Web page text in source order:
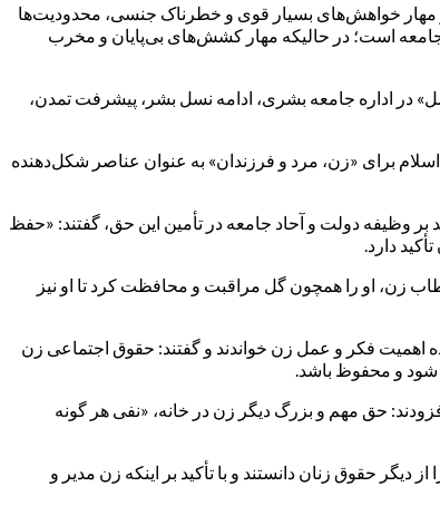
و مهار خواهش‌های بسیار قوی و خطرناک جنسی، محدودیت‌ها
است؛ در حالیکه مهار کشش‌های بی‌پایان و مخرب
در اداره جامعه بشری، ادامه نسل بشر، پیشرفت تمدن،
برای «زن، مرد و فرزندان» به عنوان عناصر شکل‌دهنده
وظیفه دولت و آحاد جامعه در تأمین این حق، گفتند: «حفظ
دارد.
خطاب زن، او را همچون گل مراقبت و محافظت کرد تا او نیز
فکر و عمل زن خواندند و گفتند: حقوق اجتماعی زن
شود و محفوظ باشد.
حق مهم و بزرگ دیگر زن در خانه، «نفی هر گونه
حقوق زنان دانستند و با تأکید بر اینکه زن مدیر و